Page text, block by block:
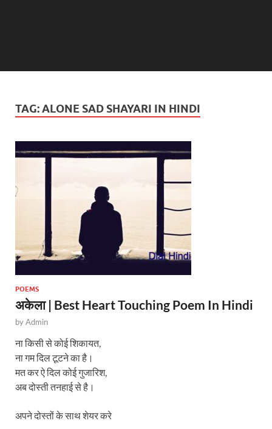
TAG:ALONE SAD SHAYARI IN HINDI
POEMS
अकेला | Best Heart Touching Poem In Hindi
byAdmin
ना किसी से कोई शिकायत,
ना गम दिल टूटने का है।
मत कर ऐ दिल कोई गुजारिश,
अब दोस्ती तनहाई से है।
अपने दोस्तों के साथ शेयर करे